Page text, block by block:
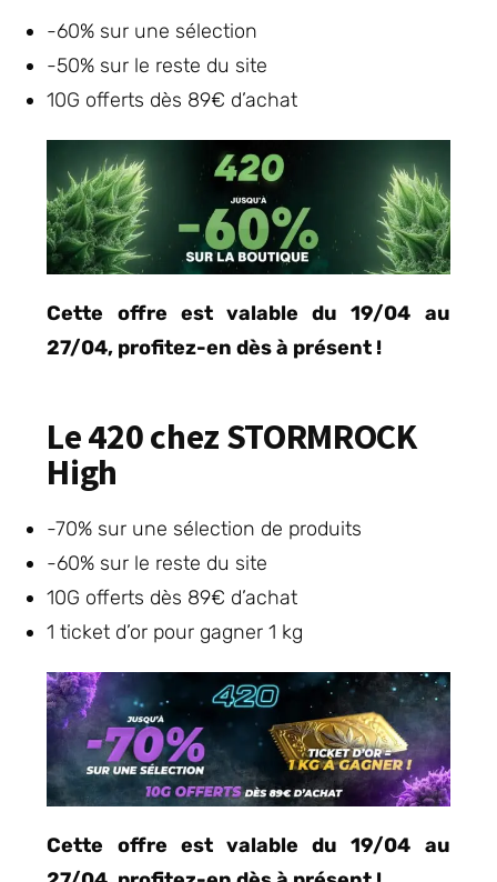
-60% sur une sélection
-50% sur le reste du site
10G offerts dès 89€ d’achat
Cette offre est valable du 19/04 au
27/04, profitez-en dès à présent !
Le 420 chez STORMROCK
High
-70% sur une sélection de produits
-60% sur le reste du site
10G offerts dès 89€ d’achat
1 ticket d’or pour gagner 1 kg
Cette offre est valable du 19/04 au